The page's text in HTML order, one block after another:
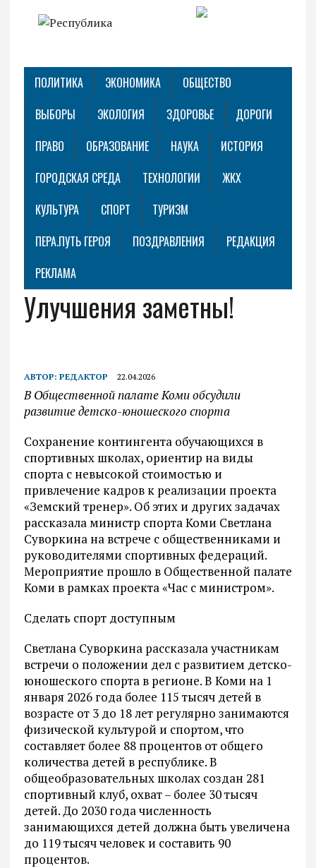
ПОЛИТИКА ЭКОНОМИКА
ОБЩЕСТВО
ВЫБОРЫ
ЭКОЛОГИЯ ЗДОРОВЬЕ
ДОРОГИ
ПРАВО
ОБРАЗОВАНИЕ НАУКА
ИСТОРИЯ
ГОРОДСКАЯ СРЕДА
ТЕХНОЛОГИИ
ЖКХ
КУЛЬТУРА
СПОРТ
ТУРИЗМ
ПЕРА.ПУТЬ ГЕРОЯ
ПОЗДРАВЛЕНИЯ
РЕДАКЦИЯ
РЕКЛАМА
Улучшения заметны!
АВТОР: РЕДАКТОР 22.04.2026
В Общественной палате Коми обсудили
развитие детско-юношеского спорта
Сохранение контингента обучающихся в
спортивных школах, ориентир на виды
спорта с невысокой стоимостью и
привлечение кадров к реализации проекта
«Земский тренер». Об этих и других задачах
рассказала министр спорта Коми Светлана
Суворкина на встрече с общественниками и
руководителями спортивных федераций.
Мероприятие прошло в Общественной палате
Коми в рамках проекта «Час с министром».
Сделать спорт доступным
Светлана Суворкина рассказала участникам
встречи о положении дел с развитием детско-
юношеского спорта в регионе. В Коми на 1
января 2026 года более 115 тысяч детей в
возрасте от 3 до 18 лет регулярно занимаются
физической культурой и спортом, что
составляет более 88 процентов от общего
количества детей в республике. В
общеобразовательных школах создан 281
спортивный клуб, охват – более 30 тысяч
детей. До 2030 года численность
занимающихся детей должна быть увеличена
до 119 тысяч человек и составить 90
процентов.